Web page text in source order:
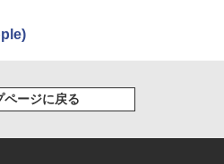
ページに戻る